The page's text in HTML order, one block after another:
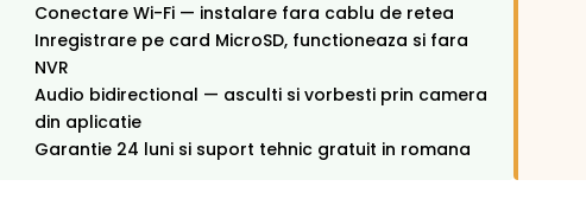
Conectare Wi-Fi — instalare fara cablu de retea
Inregistrare pe card MicroSD, functioneaza si fara
NVR
Audio bidirectional — asculti si vorbesti prin camera
din aplicatie
Garantie 24 luni si suport tehnic gratuit in romana